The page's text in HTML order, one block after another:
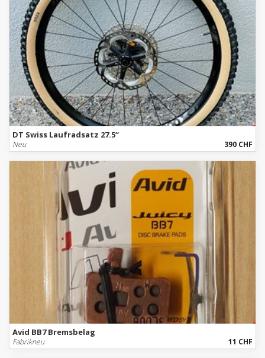
DT Swiss Laufradsatz 27.5“
Neu 390 CHF
Avid BB7 Bremsbelag
Fabrikneu 11 CHF